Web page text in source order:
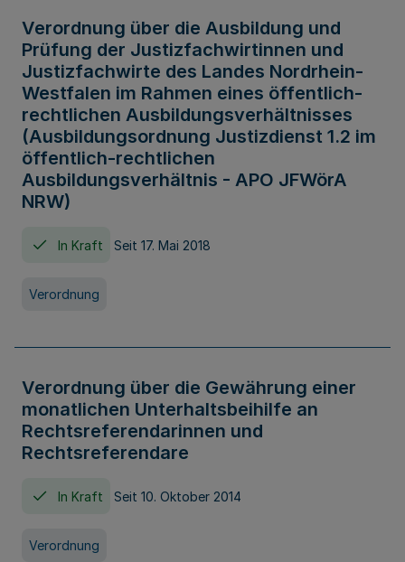
Verordnung über die Ausbildung und
Prüfung der Justizfachwirtinnen und
Justizfachwirte des Landes Nordrhein-
Westfalen im Rahmen eines öffentlich-
rechtlichen Ausbildungsverhältnisses
(Ausbildungsordnung Justizdienst 1.2 im
öffentlich-rechtlichen
Ausbildungsverhältnis - APO JFWörA
NRW)
In Kraft Seit 17. Mai 2018
Verordnung
Verordnung über die Gewährung einer
monatlichen Unterhaltsbeihilfe an
Rechtsreferendarinnen und
Rechtsreferendare
In Kraft Seit 10. Oktober 2014
Verordnung